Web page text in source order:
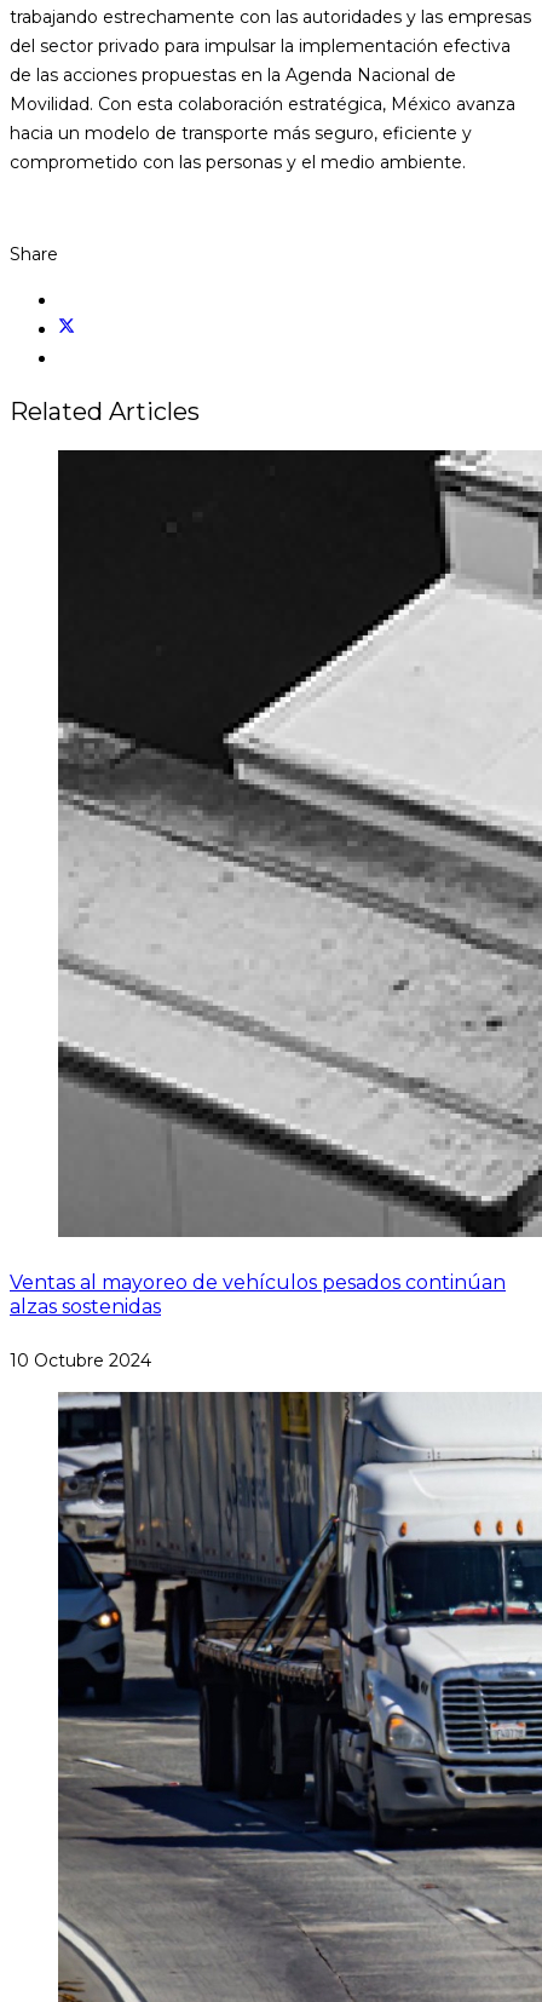
trabajando estrechamente con las autoridades y las empresas
del sector privado para impulsar la implementación efectiva
de las acciones propuestas en la Agenda Nacional de
Movilidad. Con esta colaboración estratégica, México avanza
hacia un modelo de transporte más seguro, eficiente y
comprometido con las personas y el medio ambiente.
Share
Related Articles
Ventas al mayoreo de vehículos pesados continúan
alzas sostenidas
10 Octubre 2024